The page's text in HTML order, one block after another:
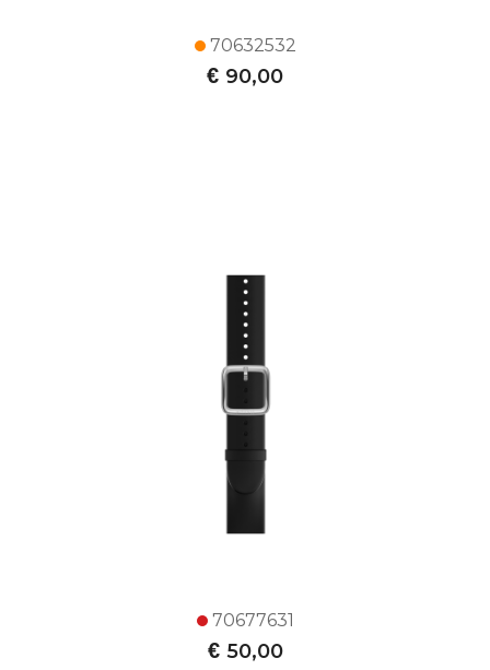
70632532
€ 90,00
70677631
€ 50,00